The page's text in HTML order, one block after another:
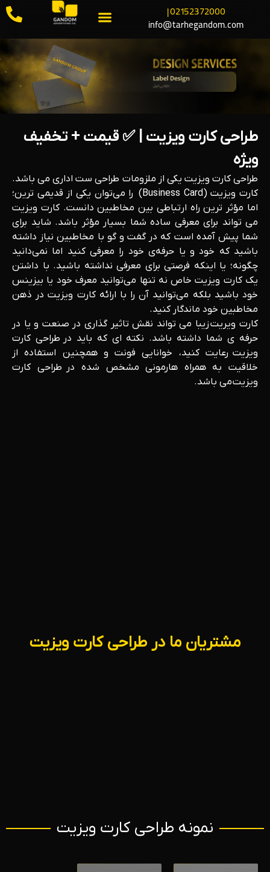
02152372000 |
info@tarhegandom.com
طراحی کارت ویزیت | ✅ قیمت + تخفیف
ویژه
طراحی کارت ویزیت یکی از ملزومات طراحی ست اداری می باشد.
کارت ویزیت (Business Card) را می‌توان یکی از قدیمی ترین؛
اما مؤثر ترین راه ارتباطی بین مخاطبین دانست. کارت ویزیت
می تواند برای معرفی ساده شما بسیار مؤثر باشد. شاید برای
شما پیش آمده است که در گفت و گو با مخاطبین نیاز داشته
باشید که خود و یا حرفه‌ی خود را معرفی کنید اما نمی‌دانید
چگونه؛ یا اینکه فرصتی برای معرفی نداشته باشید. با داشتن
یک کارت ویزیت خاص نه تنها می‌توانید معرف خود یا بیزینس
خود باشید بلکه می‌توانید آن را با ارائه کارت ویزیت در ذهن
مخاطبین خود ماندگار کنید.
کارت ویریت زیبا می تواند نقش تاثیر گذاری در صنعت و یا در
حرفه ی شما داشته باشد. نکته ای که باید در طراحی کارت
ویزیت رعایت کنید، خوانایی فونت و همچنین استفاده از
خلاقیت به همراه هارمونی مشخص شده در طراحی کارت
ویزیت می باشد.
مشتریان ما در طراحی کارت ویزیت
نمونه طراحی کارت ویزیت